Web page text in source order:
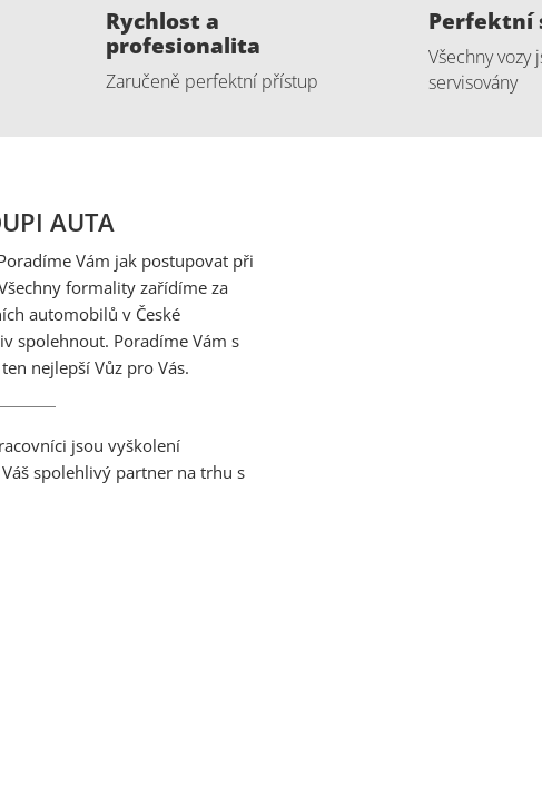
Rychlost a
profesionalita
Zaručeně perfektní přístup
Perfektní
Všechny vozy
servisovány
AUTA
Vám jak postupovat při
formality zařídíme za
automobilů v České
spolehnout. Poradíme Vám s
nejlepší Vůz pro Vás.
jsou vyškolení
spolehlivý partner na trhu s